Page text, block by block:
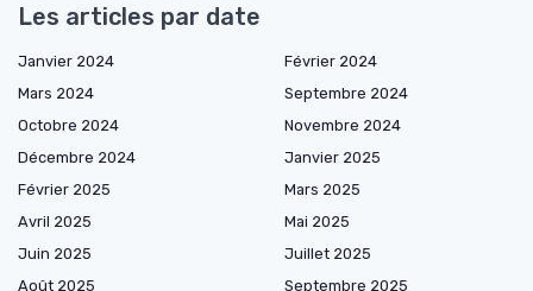
Les articles par date
Janvier 2024
Février 2024
Mars 2024
Septembre 2024
Octobre 2024
Novembre 2024
Décembre 2024
Janvier 2025
Février 2025
Mars 2025
Avril 2025
Mai 2025
Juin 2025
Juillet 2025
Août 2025
Septembre 2025